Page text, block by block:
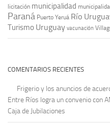
licitación municipalidad
Paraná Puerto Yeruá Río
Turismo Uruguay vacunación
COMENTARIOS RECIENTES
Frigerio y los anuncios de
Entre Ríos logra un convenio con
Caja de Jubilaciones